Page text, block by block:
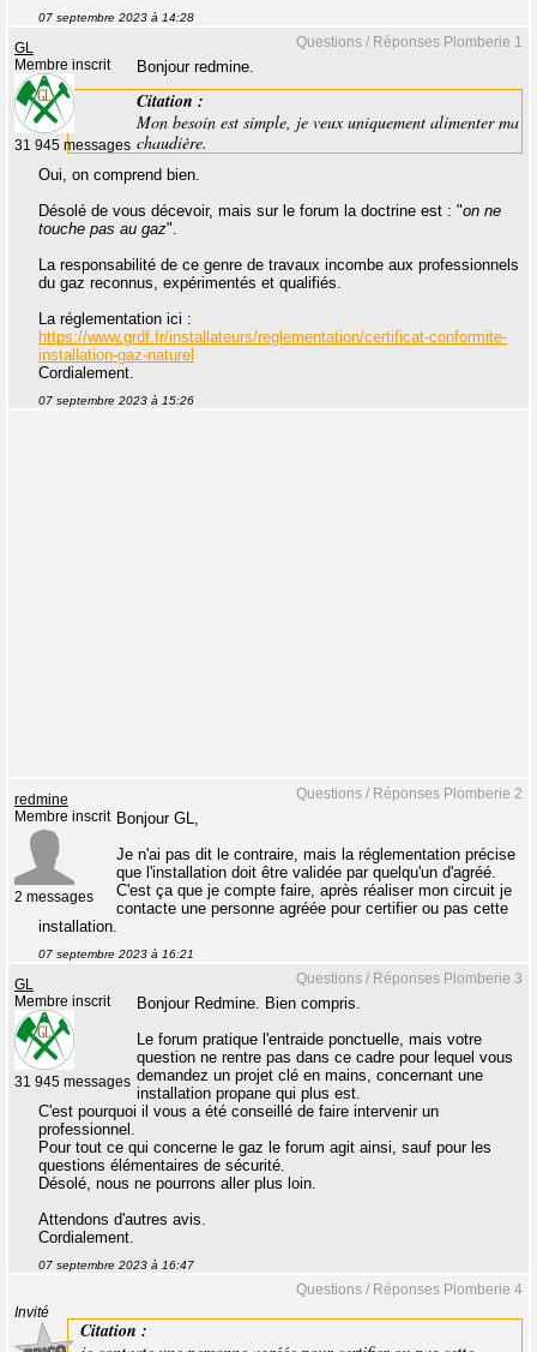
07 septembre 2023 à 14:28
Questions / Réponses Plomberie 1
GL
Membre inscrit
31 945 messages
Bonjour redmine.
Citation :
Mon besoin est simple, je veux uniquement alimenter ma
chaudière.
Oui, on comprend bien.
Désolé de vous décevoir, mais sur le forum la doctrine est : "on ne
touche pas au gaz".
La responsabilité de ce genre de travaux incombe aux professionnels
du gaz reconnus, expérimentés et qualifiés.
La réglementation ici :
https://www.grdf.fr/installateurs/reglementation/certificat-conformite-
installation-gaz-naturel
Cordialement.
07 septembre 2023 à 15:26
Questions / Réponses Plomberie 2
redmine
Membre inscrit
2 messages
Bonjour GL,
Je n'ai pas dit le contraire, mais la réglementation précise
que l'installation doit être validée par quelqu'un d'agréé.
C'est ça que je compte faire, après réaliser mon circuit je
contacte une personne agréée pour certifier ou pas cette
installation.
07 septembre 2023 à 16:21
Questions / Réponses Plomberie 3
GL
Membre inscrit
31 945 messages
Bonjour Redmine. Bien compris.
Le forum pratique l'entraide ponctuelle, mais votre
question ne rentre pas dans ce cadre pour lequel vous
demandez un projet clé en mains, concernant une
installation propane qui plus est.
C'est pourquoi il vous a été conseillé de faire intervenir un
professionnel.
Pour tout ce qui concerne le gaz le forum agit ainsi, sauf pour les
questions élémentaires de sécurité.
Désolé, nous ne pourrons aller plus loin.
Attendons d'autres avis.
Cordialement.
07 septembre 2023 à 16:47
Questions / Réponses Plomberie 4
Invité
Citation :